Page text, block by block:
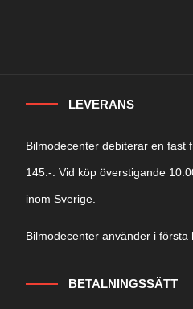
LEVERANS
Bilmodecenter debiterar en fast
145:-. Vid köp överstigande
inom Sverige.
Bilmodecenter använder i första
BETALNINGSSÄTT